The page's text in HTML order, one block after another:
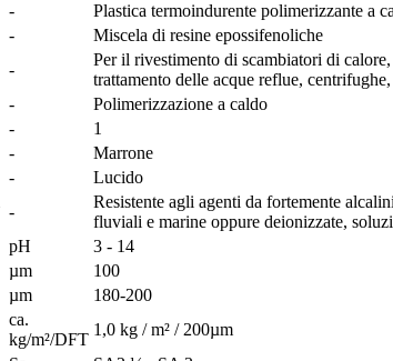
-
Plastica termoindurente polimerizzante a
-
Miscela di resine epossifenoliche
-
Per il rivestimento di scambiatori di
trattamento delle acque reflue,
-
Polimerizzazione a caldo
-
1
-
Marrone
-
Lucido
-
Resistente agli agenti da fortemente
fluviali e marine oppure deionizzate,
pH
3 - 14
µm
100
µm
180-200
ca.
kg/m²/DFT
1,0 kg / m² / 200µm